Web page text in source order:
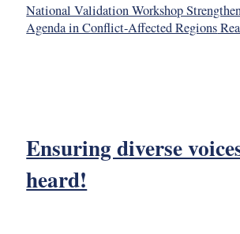
National Validation Workshop
Agenda in Conflict-Affected Regions
Ensuring diverse
heard!